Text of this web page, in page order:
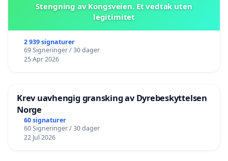
Stengning av Kongsveien. Et vedtak uten
legitimitet
2 939 signaturer
69 Signeringer / 30 dager
25 Apr 2026
Krev uavhengig gransking av Dyrebeskyttelsen
Norge
60 signaturer
60 Signeringer / 30 dager
22 Jul 2026